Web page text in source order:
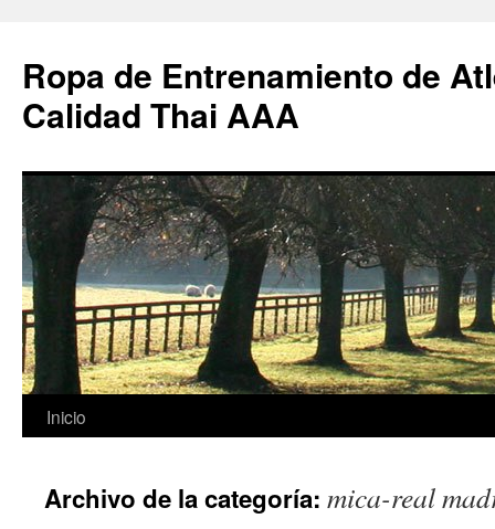
Ropa de Entrenamiento de
Calidad Thai AAA
Saltar
contenido
Inicio
Archivo de la categoría: mica-real